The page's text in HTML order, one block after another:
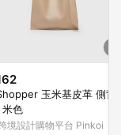
玉米基皮革 側背包
米色
境設計購物平台 Pinkoi